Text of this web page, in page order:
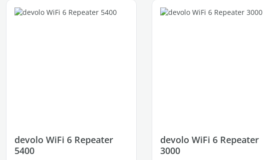
devolo WiFi 6 Repeater
5400
devolo WiFi 6 Repeater
3000